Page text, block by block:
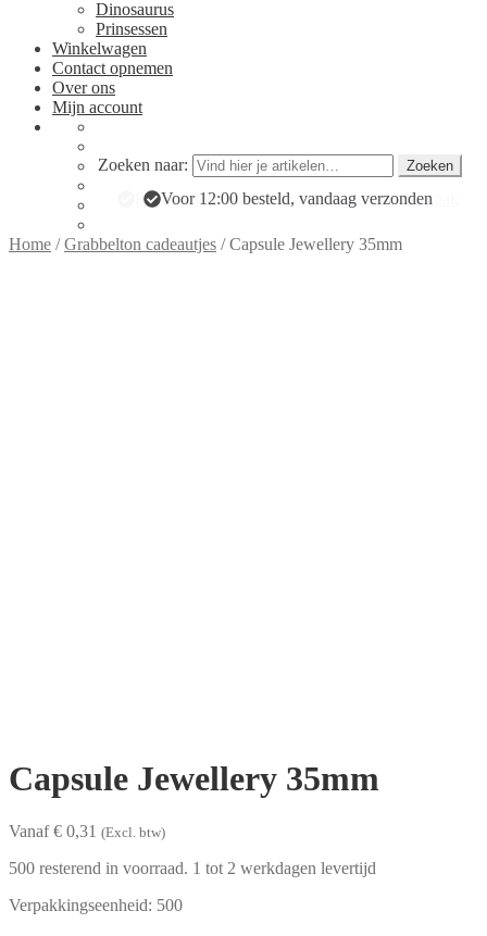
Dinosaurus
Prinsessen
Winkelwagen
Contact opnemen
Over ons
Mijn account
Zoeken naar: Zoeken
Voor 12:00 besteld, vandaag verzonden
Persoonlijke aandacht:maak direct een afspraak
Home /Grabbelton cadeautjes /Capsule Jewellery 35mm
Capsule Jewellery 35mm
Vanaf € 0,31 (Excl. btw)
500 resterend in voorraad. 1 tot 2 werkdagen levertijd
Verpakkingseenheid: 500